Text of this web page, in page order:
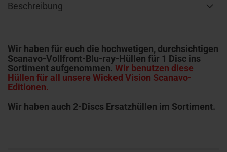
Beschreibung
Wir haben für euch die hochwetigen, durchsichtigen
Scanavo-Vollfront-Blu-ray-Hüllen für 1 Disc ins
Sortiment aufgenommen. Wir benutzen diese
Hüllen für all unsere Wicked Vision Scanavo-
Editionen.
Wir haben auch 2-Discs Ersatzhüllen im Sortiment.